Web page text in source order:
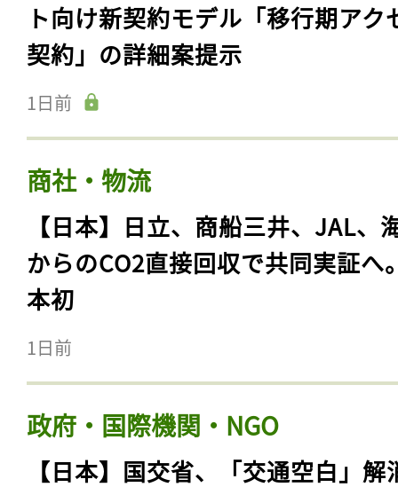
ト向け新契約モデル「移行期アク
契約」の詳細案提示
1日前
商社・物流
【日本】日立、商船三井、JAL、
からのCO2直接回収で共同実証へ
本初
1日前
政府・国際機関・NGO
【日本】国交省、「交通空白」解